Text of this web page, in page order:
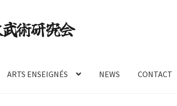
ARTS ENSEIGNÉS NEWS CONTACT